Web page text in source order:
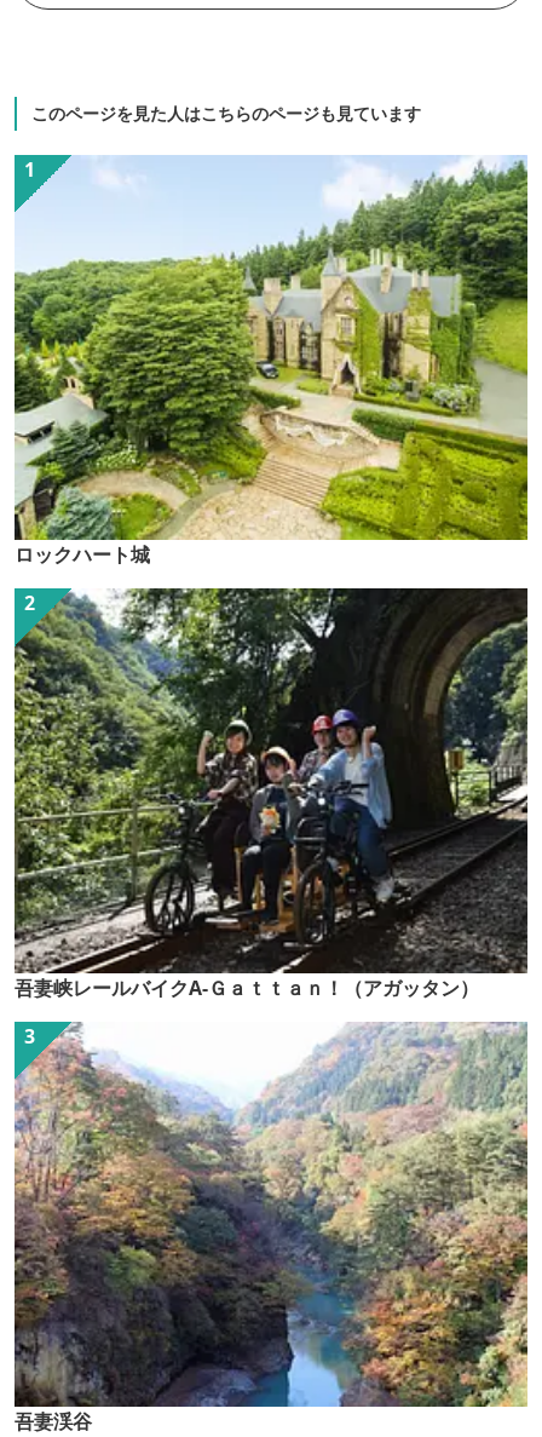
このページを見た人はこちらのページも見ています
ロックハート城
吾妻峡レールバイクA-Ｇａｔｔａｎ！（アガッタン）
吾妻渓谷